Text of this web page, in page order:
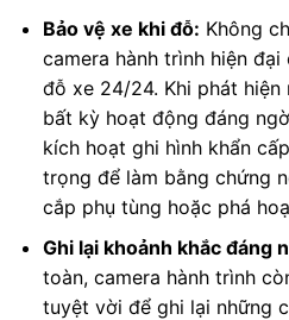
Bảo vệ xe khi đỗ: Không
camera hành trình hiện
đỗ xe 24/24. Khi phát hiện
bất kỳ hoạt động đáng
kích hoạt ghi hình khẩn
trọng để làm bằng chứng
cắp phụ tùng hoặc phá
Ghi lại khoảnh khắc đáng
toàn, camera hành trình
tuyệt vời để ghi lại những